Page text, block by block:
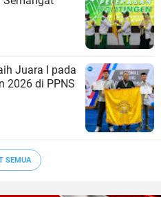
Juara I pada
2026 di PPNS
SEMUA